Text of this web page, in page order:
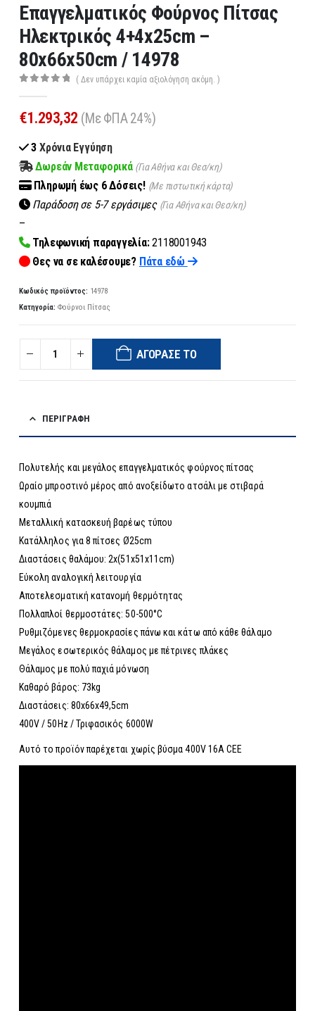
Επαγγελματικός Φούρνος Πίτσας
Ηλεκτρικός 4+4x25cm –
80x66x50cm / 14978
( Δεν υπάρχει καμία αξιολόγηση ακόμη. )
€1.293,32 (Με ΦΠΑ 24%)
3 Χρόνια Εγγύηση
Δωρεάν Μεταφορικά (Για Αθήνα και Θεσ/κη)
Πληρωμή έως 6Δόσεις! (Με πιστωτική κάρτα)
Παράδοση σε 5-7 εργάσιμες (Για Αθήνα και Θεσ/κη)
–
Τηλεφωνική παραγγελία:2118001943
Θες να σε καλέσουμε? Πάτα εδώ
Κωδικός προϊόντος: 14978
Κατηγορία: Φούρνοι Πίτσας
ΑΓΌΡΑΣΈ ΤΟ
ΠΕΡΙΓΡΑΦΉ
Πολυτελής και μεγάλος επαγγελματικός φούρνος πίτσας
Ωραίο μπροστινό μέρος από ανοξείδωτο ατσάλι με στιβαρά
κουμπιά
Μεταλλική κατασκευή βαρέως τύπου
Κατάλληλος για 8 πίτσες Ø25cm
Διαστάσεις θαλάμου: 2x(51x51x11cm)
Εύκολη αναλογική λειτουργία
Αποτελεσματική κατανομή θερμότητας
Πολλαπλοί θερμοστάτες: 50-500°C
Ρυθμιζόμενες θερμοκρασίες πάνω και κάτω από κάθε θάλαμο
Μεγάλος εσωτερικός θάλαμος με πέτρινες πλάκες
Θάλαμος με πολύ παχιά μόνωση
Καθαρό βάρος: 73kg
Διαστάσεις: 80x66x49,5cm
400V / 50Hz / Τριφασικός 6000W
Αυτό το προϊόν παρέχεται χωρίς βύσμα 400V 16A CEE